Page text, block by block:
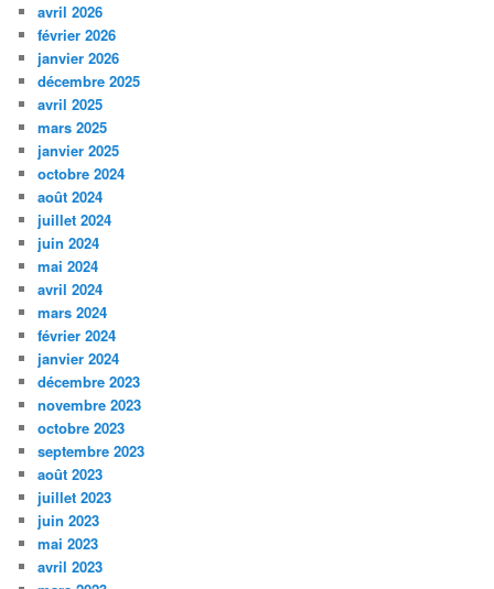
avril 2026
février 2026
janvier 2026
décembre 2025
avril 2025
mars 2025
janvier 2025
octobre 2024
août 2024
juillet 2024
juin 2024
mai 2024
avril 2024
mars 2024
février 2024
janvier 2024
décembre 2023
novembre 2023
octobre 2023
septembre 2023
août 2023
juillet 2023
juin 2023
mai 2023
avril 2023